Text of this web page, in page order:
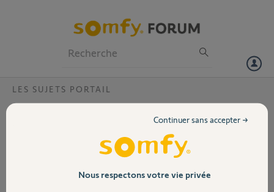
Volet
LES SUJETS PORTAIL
Portail avec moteur somfy slidymoove 300
Bonjour, mon portail marché très bien jusqu'a hier soir , depuis hiers
soir plus rien ne marche il ne souvre et se ferme plus ! Le voyant
rouge clignote 3 fois , j ai tous débrancher puis retranché que l
Nous respectons votre vie privée
Continuer sans accepter →